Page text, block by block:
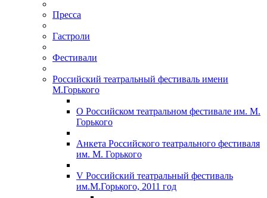
Пресса
Гастроли
Фестивали
Российский театральный фестиваль имени
М.Горького
О Российском театральном фестивале им. М.
Горького
Анкета Российского театрального фестиваля
им. М. Горького
V Российский театральный фестиваль
им.М.Горького, 2011 год